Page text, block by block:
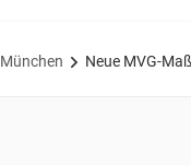
München Neue MVG-